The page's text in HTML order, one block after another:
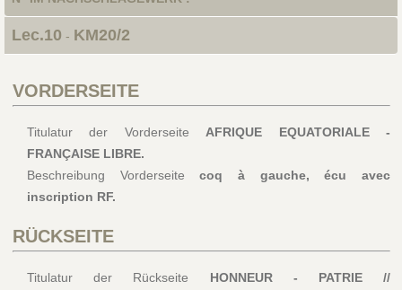
Lec.10 - KM20/2
VORDERSEITE
Titulatur der Vorderseite AFRIQUE EQUATORIALE -
FRANÇAISE LIBRE.
Beschreibung Vorderseitecoq à gauche, écu avec
inscription RF.
RÜCKSEITE
Titulatur der Rückseite HONNEUR - PATRIE //